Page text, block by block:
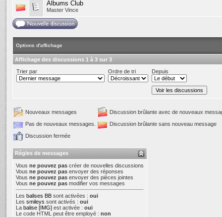
Albums Club
Master Vince
Options d'affichage
Affichage des discussions 1 à 3 sur 3
Trier par
Ordre de tri Depuis
Nouveaux messages
Discussion brûlante avec de nouveaux
Pas de nouveaux messages.
Discussion brûlante sans nouveau message
Discussion fermée
Règles de messages
Vous ne pouvez pas créer de nouvelles discussions
Vous ne pouvez pas envoyer des réponses
Vous ne pouvez pas envoyer des pièces jointes
Vous ne pouvez pas modifier vos messages
Les balises BB sont activées : oui
Les smileys sont activés : oui
La balise [IMG] est activée : oui
Le code HTML peut être employé : non